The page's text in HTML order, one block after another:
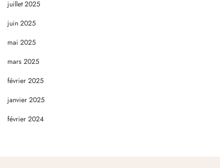
juillet 2025
juin 2025
mai 2025
mars 2025
février 2025
janvier 2025
février 2024